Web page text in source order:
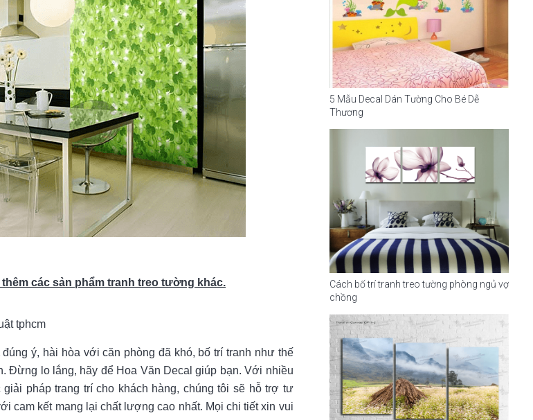
thêm các sản phẩm tranh treo tường khác.
tphcm
đúng ý, hài hòa với căn phòng đã khó, bố trí tranh như thế
Đừng lo lắng, hãy để Hoa Văn Decal giúp bạn. Với nhiều
pháp trang trí cho khách hàng, chúng tôi sẽ hỗ trợ tư
cam kết mang lại chất lượng cao nhất. Mọi chi tiết xin vui
5 Mẫu Decal Dán Tường Cho Bé Dễ
Thương
Cách bố trí tranh treo tường phòng ngủ vợ
chồng